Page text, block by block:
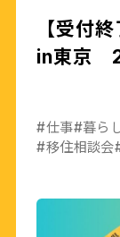
【受付
in東京
#仕事#暮ら
#移住相談会